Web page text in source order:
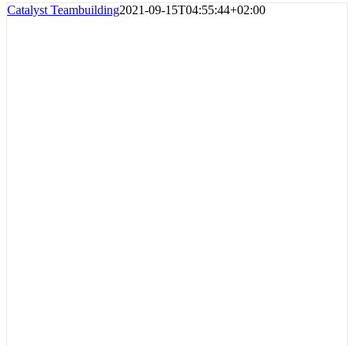
Catalyst Teambuilding2021-09-15T04:55:44+02:00